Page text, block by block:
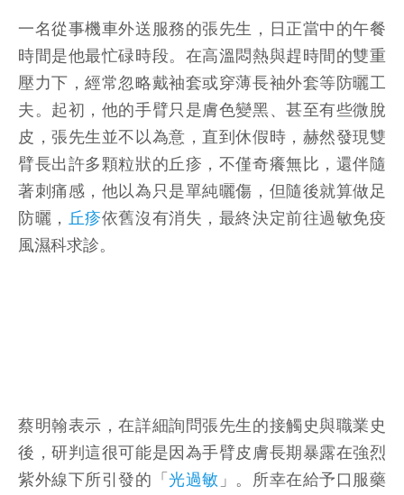
一名從事機車外送服務的張先生，日正當中的午餐
時間是他最忙碌時段。在高溫悶熱與趕時間的雙重
壓力下，經常忽略戴袖套或穿薄長袖外套等防曬工
夫。起初，他的手臂只是膚色變黑、甚至有些微脫
皮，張先生並不以為意，直到休假時，赫然發現雙
臂長出許多顆粒狀的丘疹，不僅奇癢無比，還伴隨
著刺痛感，他以為只是單純曬傷，但隨後就算做足
防曬， 丘疹依舊沒有消失，最終決定前往過敏免疫
風濕科求診。
蔡明翰表示，在詳細詢問張先生的接觸史與職業史
後，研判這很可能是因為手臂皮膚長期暴露在強烈
紫外線下所引發的「光過敏 」。所幸在給予口服藥